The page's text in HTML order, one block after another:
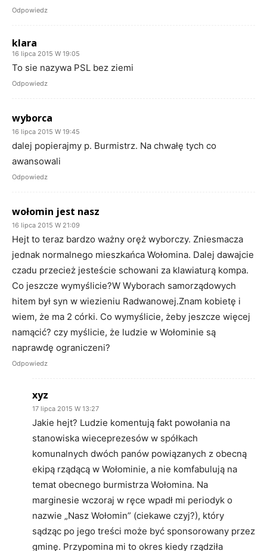
Odpowiedz
klara
16 lipca 2015 W 19:05
To sie nazywa PSL bez ziemi
Odpowiedz
wyborca
16 lipca 2015 W 19:45
dalej popierajmy p. Burmistrz. Na chwałę tych co
awansowali
Odpowiedz
wołomin jest nasz
16 lipca 2015 W 21:09
Hejt to teraz bardzo ważny oręż wyborczy. Zniesmacza
jednak normalnego mieszkańca Wołomina. Dalej dawajcie
czadu przecież jesteście schowani za klawiaturą kompa.
Co jeszcze wymyślicie?W Wyborach samorządowych
hitem był syn w wiezieniu Radwanowej.Znam kobietę i
wiem, że ma 2 córki. Co wymyślicie, żeby jeszcze więcej
namącić? czy myślicie, że ludzie w Wołominie są
naprawdę ograniczeni?
Odpowiedz
xyz
17 lipca 2015 W 13:27
Jakie hejt? Ludzie komentują fakt powołania na
stanowiska wieceprezesów w spółkach
komunalnych dwóch panów powiązanych z obecną
ekipą rządącą w Wołominie, a nie komfabulują na
temat obecnego burmistrza Wołomina. Na
marginesie wczoraj w ręce wpadł mi periodyk o
nazwie „Nasz Wołomin” (ciekawe czyj?), który
sądząc po jego treści może być sponsorowany przez
gminę. Przypomina mi to okres kiedy rządziła